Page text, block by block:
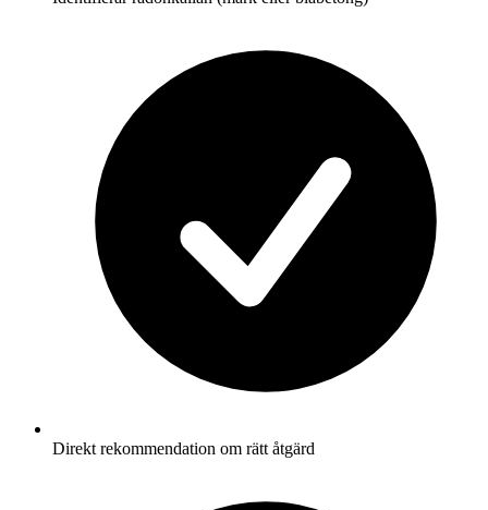
Direkt rekommendation om rätt åtgärd